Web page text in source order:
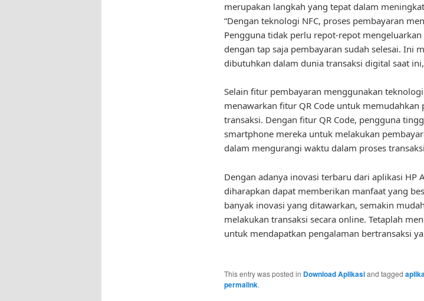
merupakan langkah yang tepat dalam
“Dengan teknologi NFC, proses pembayaran
Pengguna tidak perlu repot-repot
dengan tap saja pembayaran sudah selesai. Ini
dibutuhkan dalam dunia transaksi digital saat
Selain fitur pembayaran menggunakan
menawarkan fitur QR Code untuk memudahkan
transaksi. Dengan fitur QR Code, pengguna
smartphone mereka untuk melakukan
dalam mengurangi waktu dalam proses
Dengan adanya inovasi terbaru dari aplikasi HP
diharapkan dapat memberikan manfaat yang
banyak inovasi yang ditawarkan, semakin
melakukan transaksi secara online. Tetaplah
untuk mendapatkan pengalaman bertransaksi
This entry was posted in Download Aplikasiand tagged
permalink.